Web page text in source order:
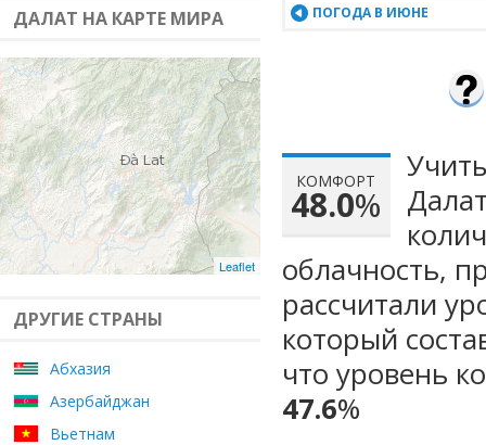
ДАЛАТ НА КАРТЕ МИРА
Leaflet
ДРУГИЕ СТРАНЫ
Абхазия
Азербайджан
Вьетнам
ПОГОДА В ИЮНЕ
КОМФОРТ
48.0%
облачность,
рассчитали
который
что уровень
47.6%